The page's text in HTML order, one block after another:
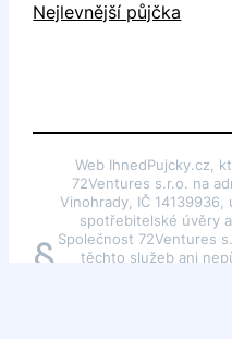
Nejlevnější půjčka
§
Web IhnedPujcky.cz,
72Ventures s.r.o. na
Vinohrady, IČ
spotřebitelské úvěry
Společnost 72Ventures
těchto služeb ani